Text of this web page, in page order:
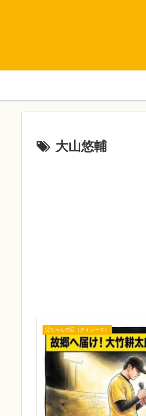
大山悠輔
父ちゃんの話（タイガース）